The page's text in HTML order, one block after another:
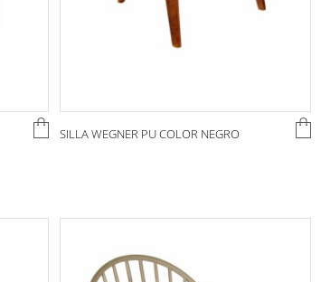
SILLA WEGNER PU COLOR NEGRO